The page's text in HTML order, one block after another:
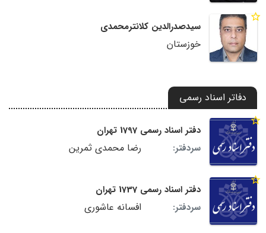
سیدصدرالدین کلانترمحمدی
خوزستان
دفاتر اسناد رسمی
دفتر اسناد رسمی 1797 تهران
سردفتر:
رضا محمدی ثمرین
دفتر اسناد رسمی 1737 تهران
سردفتر:
افسانه عاشوری